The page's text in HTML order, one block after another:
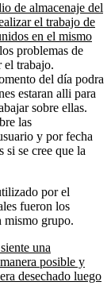
de almacenaje del
el trabajo de
en el mismo
problemas de
el trabajo.
del día podra
estaran alli para
sobre ellas.
las
y por fecha
si se cree que la
por el
fueron los
mismo grupo.
una
posible y
desechado luego